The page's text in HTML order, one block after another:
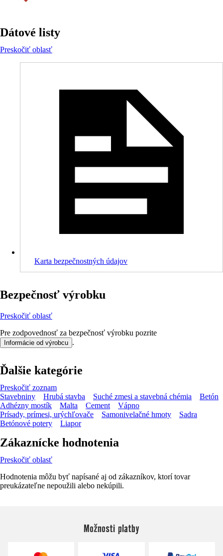
Dátové listy
Preskočiť oblasť
Karta bezpečnostných údajov
Bezpečnosť výrobku
Preskočiť oblasť
Pre zodpovednosť za bezpečnosť výrobku pozrite
Informácie od výrobcu .
Ďalšie kategórie
Preskočiť zoznam
Stavebniny
Hrubá stavba Suché zmesi a stavebná chémia
Betón
Adhézny mostík
Malta Cement
Vápno
Prísady, prímesi, urýchľovače
Samonivelačné hmoty
Sadra
Betónové potery
Liapor
Zákaznícke hodnotenia
Preskočiť oblasť
Hodnotenia môžu byť napísané aj od zákazníkov, ktorí tovar
preukázateľne nepoužili alebo nekúpili.
Možnosti platby